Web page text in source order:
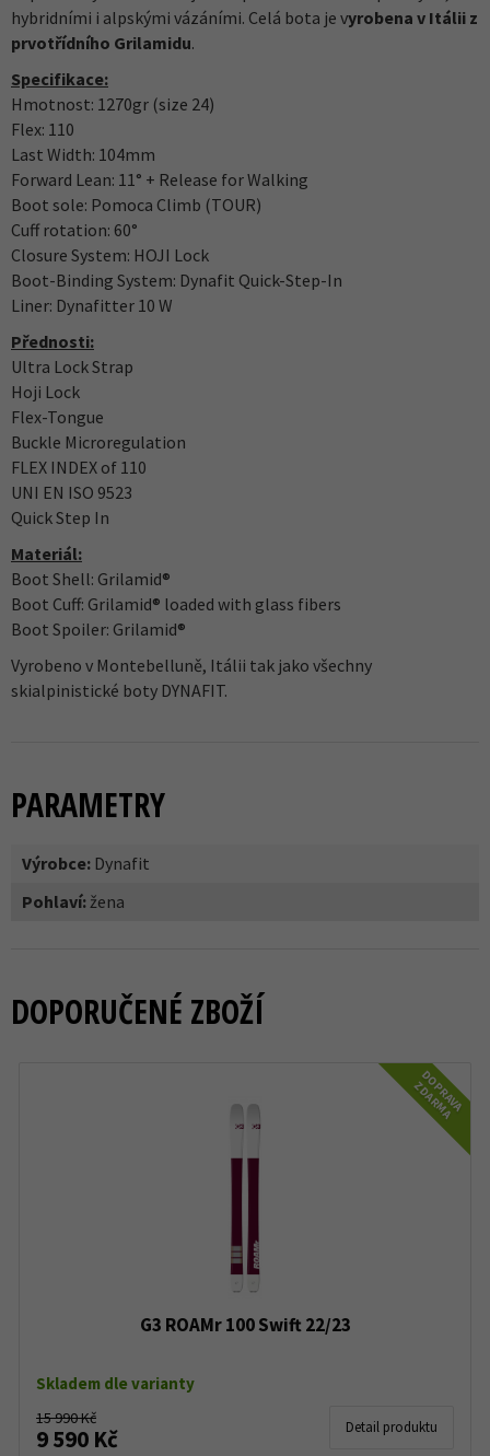
hybridními i alpskými vázáními. Celá bota je vyrobena v Itálii z
prvotřídního Grilamidu.
Specifikace:
Hmotnost: 1270gr (size 24)
Flex: 110
Last Width: 104mm
Forward Lean: 11° + Release for Walking
Boot sole: Pomoca Climb (TOUR)
Cuff rotation: 60°
Closure System: HOJI Lock
Boot-Binding System: Dynafit Quick-Step-In
Liner: Dynafitter 10 W
Přednosti:
Ultra Lock Strap
Hoji Lock
Flex-Tongue
Buckle Microregulation
FLEX INDEX of 110
UNI EN ISO 9523
Quick Step In
Materiál:
Boot Shell: Grilamid®
Boot Cuff: Grilamid® loaded with glass fibers
Boot Spoiler: Grilamid®
Vyrobeno v Montebelluně, Itálii tak jako všechny
skialpinistické boty DYNAFIT.
PARAMETRY
Výrobce: Dynafit
Pohlaví:žena
DOPORUČENÉ ZBOŽÍ
DOPRAVA
ZDARMA
G3 ROAMr 100 Swift 22/23
Skladem dle varianty
15 990 Kč
9 590 Kč Detail produktu